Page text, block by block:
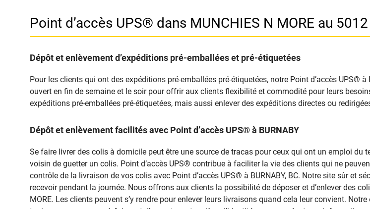
Point d’accès UPS® dans MUNCHIES N MORE au 5012
Dépôt et enlèvement d’expéditions pré-emballées et pré-étiquetées
Pour les clients qui ont des expéditions pré-emballées pré-étiquetées, notre Point d’accès UPS®
ouvert en fin de semaine et le soir pour offrir aux clients flexibilité et commodité pour leurs
expéditions pré-emballées pré-étiquetées, mais aussi enlever des expéditions directes ou
Dépôt et enlèvement facilités avec Point d’accès UPS® à BURNABY
Se faire livrer des colis à domicile peut être une source de tracas pour ceux qui ont un emploi
voisin de guetter un colis. Point d’accès UPS® contribue à faciliter la vie des clients qui ne
contrôle de la livraison de vos colis avec Point d’accès UPS® à BURNABY, BC. Notre site sûr et
recevoir pendant la journée. Nous offrons aux clients la possibilité de déposer et d’enlever des
MORE. Les clients peuvent s’y rendre pour enlever leurs livraisons quand cela leur convient.